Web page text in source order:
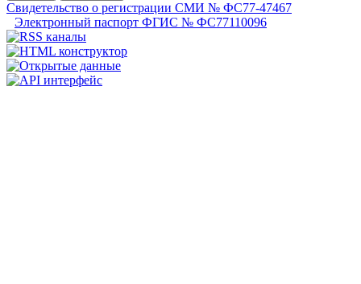
Свидетельство о регистрации СМИ № ФС77-47467
Электронный паспорт ФГИС № ФС77110096